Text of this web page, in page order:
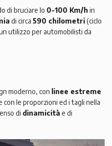
di bruciare lo 0-100 Km/h in
di circa 590 chilometri(ciclo
utilizzo per automobilisti da
moderno, con linee estreme
con le proporzioni ed i tagli nella
di dinamicità e di